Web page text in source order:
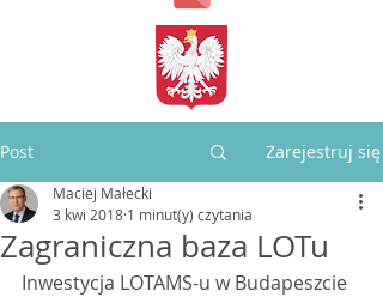
Post Zarejestruj się
Zagraniczna baza LOTu
Maciej Małecki
3 kwi 2018 1 minut(y) czytania
Inwestycja LOTAMS-u w Budapeszcie